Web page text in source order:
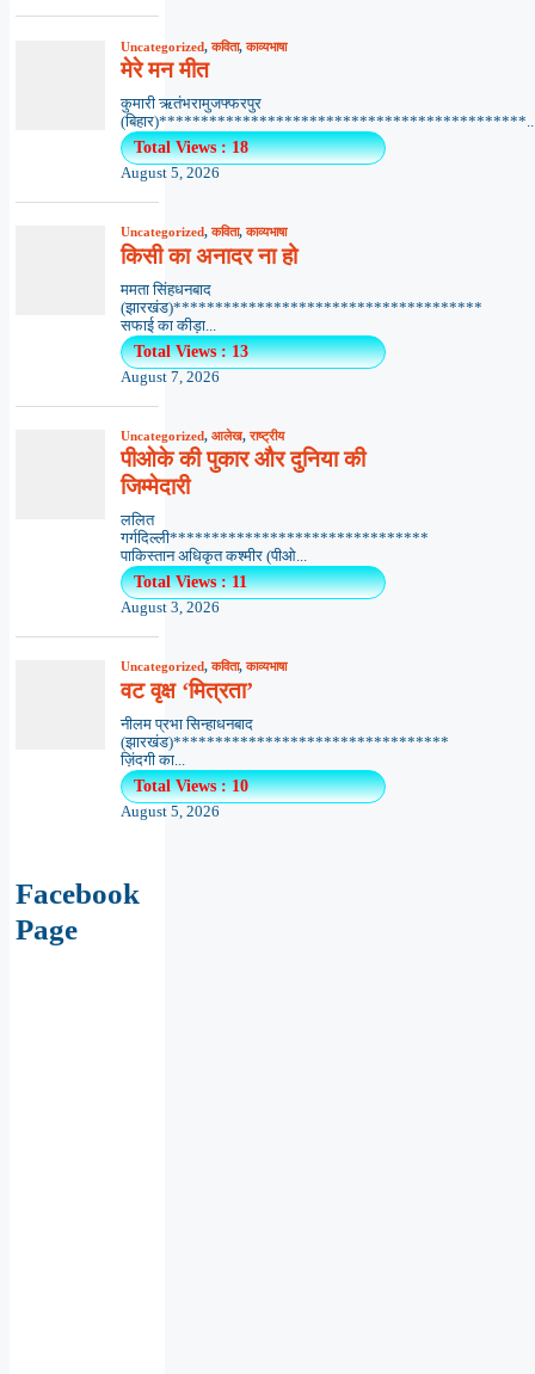
Uncategorized,कविता,काव्यभाषा
मेरे मन मीत
कुमारी ऋतंभरामुजफ्फरपुर
Total Views : 18
August 5, 2026
Uncategorized,कविता,काव्यभाषा
किसी का अनादर ना हो
ममता सिंहधनबाद
(झारखंड)*************************************
सफाई का कीड़ा...
Total Views : 13
August 7, 2026
Uncategorized, आलेख,राष्ट्रीय
पीओके की पुकार और दुनिया की
जिम्मेदारी
ललित
गर्गदिल्ली*******************************
पाकिस्तान अधिकृत कश्मीर (पीओ...
Total Views : 11
August 3, 2026
Uncategorized,कविता,काव्यभाषा
वट वृक्ष ‘मित्रता’
नीलम प्रभा सिन्हाधनबाद
(झारखंड)*********************************
ज़िंदगी का...
Total Views : 10
August 5, 2026
Facebook
Page